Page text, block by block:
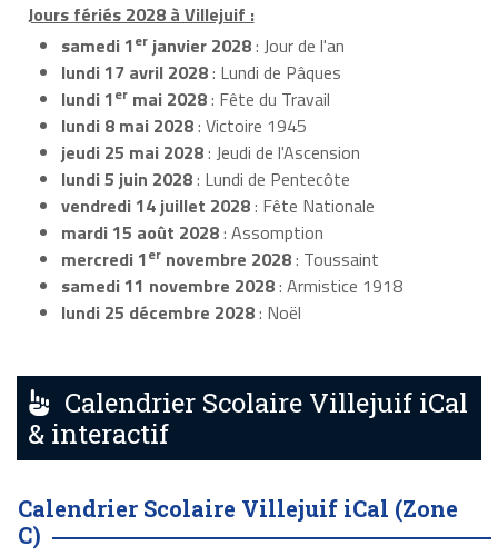
Jours fériés 2028 à Villejuif :
samedi 1er janvier 2028: Jour de l'an
lundi 17 avril 2028: Lundi de Pâques
lundi 1er mai 2028: Fête du Travail
lundi 8 mai 2028: Victoire 1945
jeudi 25 mai 2028: Jeudi de l'Ascension
lundi 5 juin 2028: Lundi de Pentecôte
vendredi 14 juillet 2028: Fête Nationale
mardi 15 août 2028: Assomption
mercredi 1er novembre 2028: Toussaint
samedi 11 novembre 2028: Armistice 1918
lundi 25 décembre 2028: Noël
Calendrier Scolaire Villejuif iCal
& interactif
Calendrier Scolaire Villejuif iCal (Zone
C)